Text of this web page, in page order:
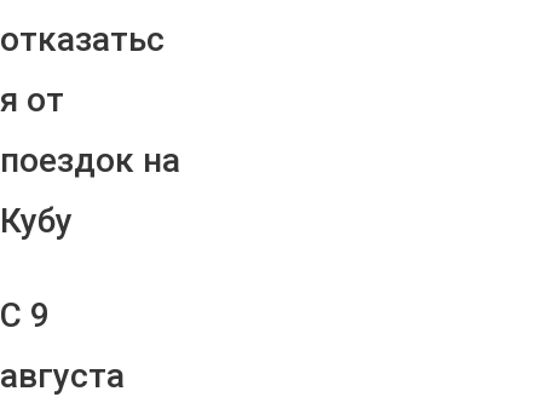
отказатьс
я от
поездок на
Кубу
С 9
августа